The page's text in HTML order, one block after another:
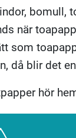
bomull,
när
som
då blir det
hör